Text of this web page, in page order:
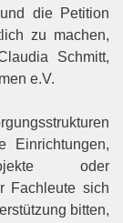
die Petition
zu machen,
Schmitt,
e.V.
Einrichtungen,
oder
Fachleute sich
bitten,